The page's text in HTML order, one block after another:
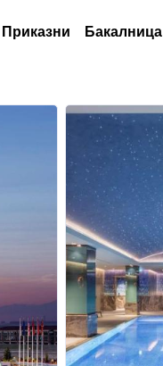
Приказни Бакалница